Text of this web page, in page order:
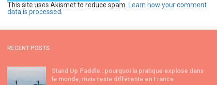
This site uses Akismet to reduce spam.
Learn how your comment
data is processed
RECENT POSTS
Stand Up Paddle : pourquoi la pratique explose dans
le monde, mais reste différente en France